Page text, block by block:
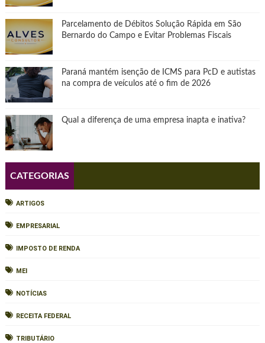
Parcelamento de Débitos Solução Rápida em São
Bernardo do Campo e Evitar Problemas Fiscais
Paraná mantém isenção de ICMS para PcD e autistas
na compra de veículos até o fim de 2026
Qual a diferença de uma empresa inapta e inativa?
CATEGORIAS
ARTIGOS
EMPRESARIAL
IMPOSTO DE RENDA
MEI
NOTÍCIAS
RECEITA FEDERAL
TRIBUTÁRIO